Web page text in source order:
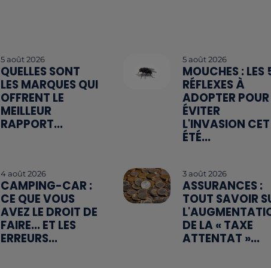
5 août 2026
QUELLES SONT
LES MARQUES QUI
OFFRENT LE
MEILLEUR
RAPPORT...
5 août 2026
MOUCHES : LES
RÉFLEXES À
ADOPTER POUR
ÉVITER
L'INVASION CET
ÉTÉ...
4 août 2026
CAMPING-CAR :
CE QUE VOUS
AVEZ LE DROIT DE
FAIRE... ET LES
ERREURS...
3 août 2026
ASSURANCES :
TOUT SAVOIR
DE LA « TAXE
ATTENTAT »...